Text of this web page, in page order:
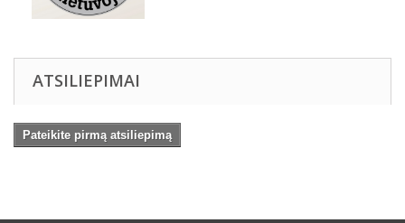
ATSILIEPIMAI
Pateikite pirmą atsiliepimą